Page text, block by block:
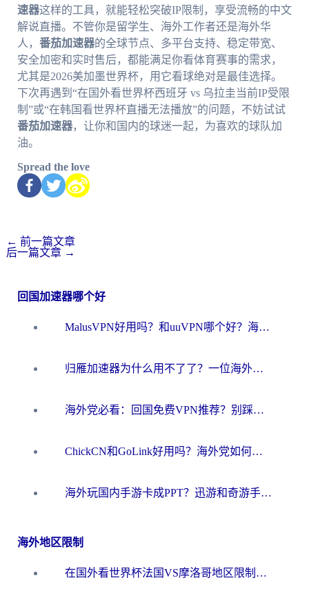
速器这样的工具，就能轻松突破IP限制，享受流畅的中文
解说直播。不管你是留学生、海外工作者还是海外华
人， 番茄加速器的全球节点、多平台支持、稳定带宽、
安全加密和实时售后，都能满足你看体育赛事的需求，
尤其是2026美加墨世界杯，用它看球绝对是最佳选择。
下次再遇到“在国外看世界杯西班牙 vs 乌拉圭当前IP受限
制”或“在韩国看世界杯直播无法播放”的问题，不妨试试
番茄加速器，让你和国内的球迷一起，为喜欢的球队加
油。
Spread the love
← 前一篇文章
后一篇文章 →
回国加速器哪个好
MalusVPN好用吗？和uuVPN哪个好？海外党无缝访问国内资源的真实对比与选择指南
归雁加速器为什么用不了了？一位海外游子的真实困惑与技术解答
海外党必看：回国免费VPN推荐？别踩坑！教你选对加速器无缝刷国内资源
ChickCN和GoLink好用吗？海外党如何选对回国加速器
海外玩国内手游卡成PPT？迅游和奇游手游哪个好？一篇讲透回国加速器怎么选
海外地区限制
在国外看世界杯法国VS摩洛哥地区限制？这篇指南让你流畅看中文解说无压力